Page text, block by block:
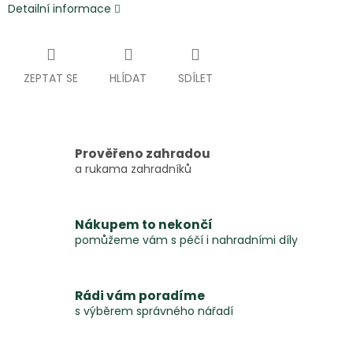
Detailní informace
ZEPTAT SE HLÍDAT SDÍLET
Prověřeno zahradou
a rukama zahradníků
Nákupem to nekončí
pomůžeme vám s péčí i nahradními díly
Rádi vám poradíme
s výběrem správného nářadí